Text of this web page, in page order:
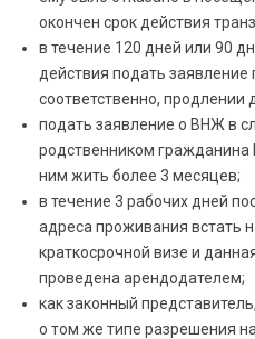
окончен срок действия
в течение 120 дней или 90
действия подать
соответственно,
подать заявление о ВНЖ в
родственником гражданина
ним жить более 3 месяцев;
в течение 3 рабочих дней
адреса проживания встать
краткосрочной визе и
проведена арендодателем;
как законный
о том же типе разрешения